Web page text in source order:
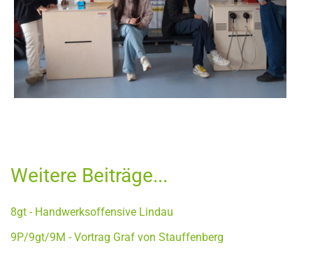
Weitere Beiträge...
8gt - Handwerksoffensive Lindau
9P/9gt/9M - Vortrag Graf von Stauffenberg